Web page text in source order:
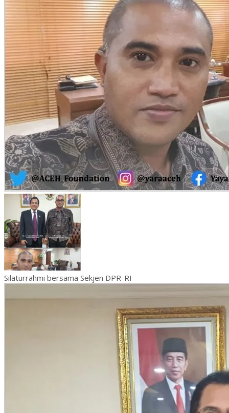
Silaturrahmi bersama Sekjen DPR-RI